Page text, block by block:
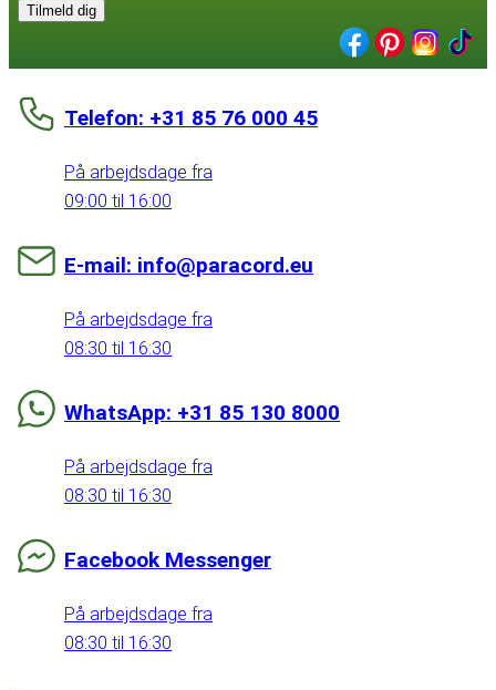
Tilmeld dig
Telefon: +31 85 76 000 45
På arbejdsdage fra
09:00 til 16:00
E-mail: info@paracord.eu
På arbejdsdage fra
08:30 til 16:30
WhatsApp: +31 85 130 8000
På arbejdsdage fra
08:30 til 16:30
Facebook Messenger
På arbejdsdage fra
08:30 til 16:30